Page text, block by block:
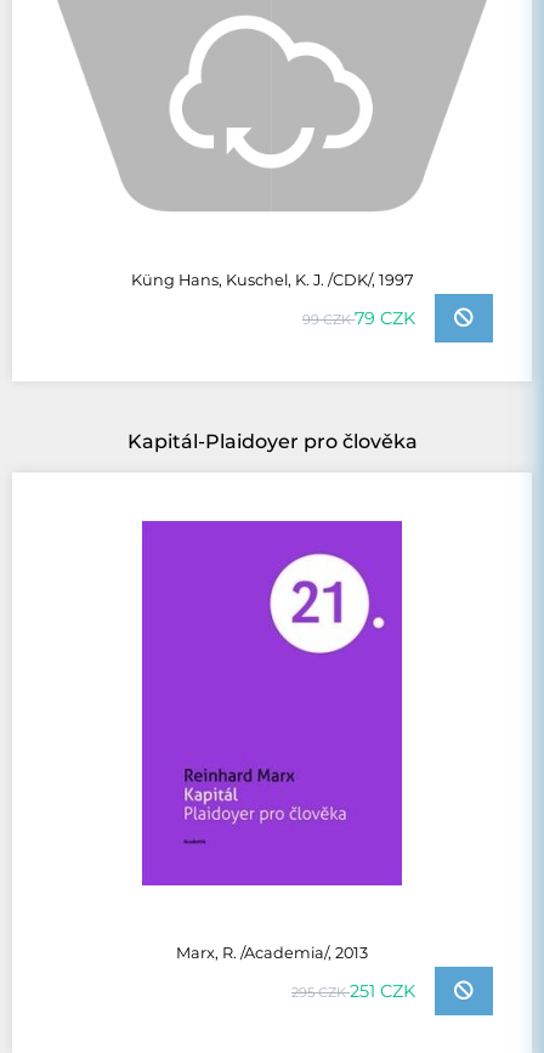
Küng Hans, Kuschel, K. J. /CDK/, 1997
99 CZK79 CZK
Kapitál-Plaidoyer pro člověka
Marx, R. /Academia/, 2013
295 CZK251 CZK